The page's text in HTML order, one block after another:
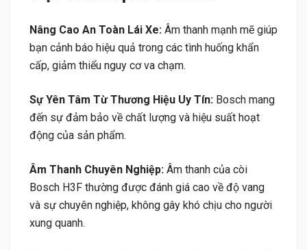
Nâng Cao An Toàn Lái Xe: Âm thanh mạnh mẽ giúp
bạn cảnh báo hiệu quả trong các tình huống khẩn
cấp, giảm thiểu nguy cơ va chạm.
Sự Yên Tâm Từ Thương Hiệu Uy Tín: Bosch mang
đến sự đảm bảo về chất lượng và hiệu suất hoạt
động của sản phẩm.
Âm Thanh Chuyên Nghiệp: Âm thanh của còi
Bosch H3F thường được đánh giá cao về độ vang
và sự chuyên nghiệp, không gây khó chịu cho người
xung quanh.